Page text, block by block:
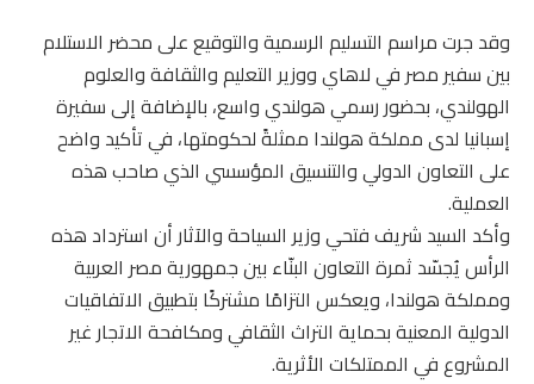
وقد جرت مراسم التسليم الرسمية والتوقيع على محضر الاستلام
بين سفير مصر في لاهاي ووزير التعليم والثقافة والعلوم
الهولندي، بحضور رسمي هولندي واسع، بالإضافة إلى سفيرة
إسبانيا لدى مملكة هولندا ممثلةً لحكومتها، في تأكيد واضح
على التعاون الدولي والتنسيق المؤسسي الذي صاحب هذه
العملية.
وأكد السيد شريف فتحي وزير السياحة والآثار أن استرداد هذه
الرأس يُجسّد ثمرة التعاون البنّاء بين جمهورية مصر العربية
ومملكة هولندا، ويعكس التزامًا مشتركًا بتطبيق الاتفاقيات
الدولية المعنية بحماية التراث الثقافي ومكافحة الاتجار غير
المشروع في الممتلكات الأثرية.